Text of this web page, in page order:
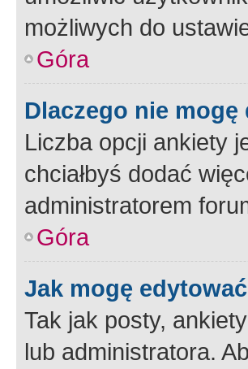
możliwych do
Góra
Dlaczego nie
Liczba opcji ankiety
chciałbyś dodać
administratorem
Góra
Jak mogę
Tak jak posty,
lub administratora.